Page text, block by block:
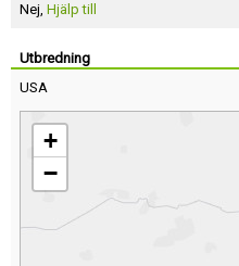
Nej, Hjälp till
Utbredning
USA
+
−